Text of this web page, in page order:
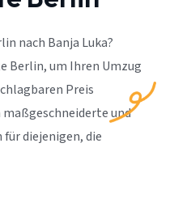
nach Banja Luka?
Berlin, um Ihren Umzug
Preis
und
diejenigen, die